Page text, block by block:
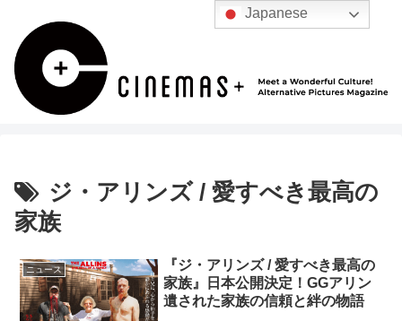
ジ・アリンズ / 愛すべき最高の
家族
ニュース
『ジ・アリンズ / 愛すべき最高の
家族』日本公開決定！GGアリン
遺された家族の信頼と絆の物語
Japanese